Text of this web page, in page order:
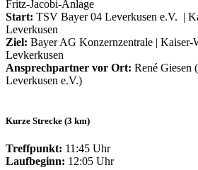
Fritz-Jacobi-Anlage
Start: TSV Bayer 04 Leverkusen e.V. |
Leverkusen
Ziel: Bayer AG Konzernzentrale |
Levkerkusen
Ansprechpartner vor Ort: René Giesen
Leverkusen e.V.)
Kurze Strecke (3 km)
Treffpunkt: 11:45 Uhr
Laufbeginn: 12:05 Uhr